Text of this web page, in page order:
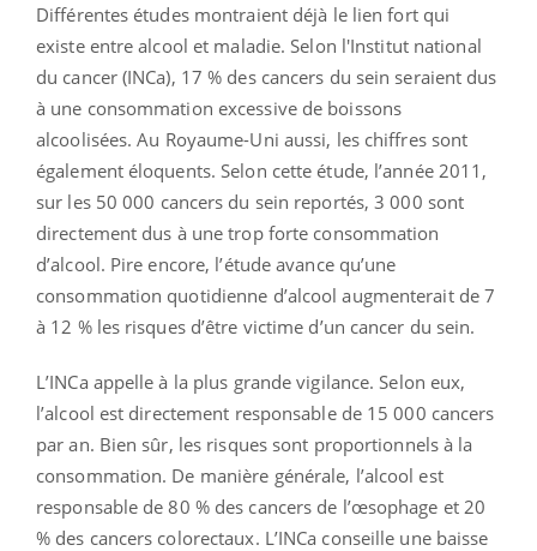
Différentes études montraient déjà le lien fort qui
existe entre alcool et maladie. Selon l'Institut national
du cancer (INCa), 17 % des cancers du sein seraient dus
à une consommation excessive de boissons
alcoolisées. Au Royaume-Uni aussi, les chiffres sont
également éloquents. Selon cette étude, l’année 2011,
sur les 50 000 cancers du sein reportés, 3 000 sont
directement dus à une trop forte consommation
d’alcool. Pire encore, l’étude avance qu’une
consommation quotidienne d’alcool augmenterait de 7
à 12 % les risques d’être victime d’un cancer du sein.
L’INCa appelle à la plus grande vigilance. Selon eux,
l’alcool est directement responsable de 15 000 cancers
par an. Bien sûr, les risques sont proportionnels à la
consommation. De manière générale, l’alcool est
responsable de 80 % des cancers de l’œsophage et 20
% des cancers colorectaux. L’INCa conseille une baisse